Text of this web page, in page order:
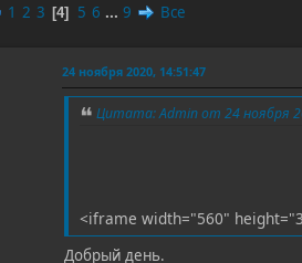
1 2 3 4 5 6 ... 9 Все
24 ноября 2020, 14:51:47
Цитата: Admin от 24 ноября
<iframe width="560"
Добрый день.